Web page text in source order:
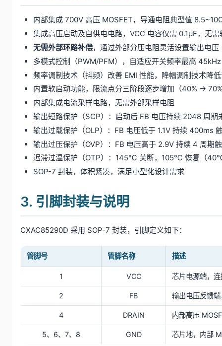
内部集成 700V 高压 MOSFET，导通电阻典型值
集成高压启动及自供电电路，VCC 电容仅需 0.1μF，无
无需外部环路补偿，通过外部分压电阻灵活设置输出电压
多模式控制（PWM/PFM），自适应开关频率最高
频率调制技术（抖频）改善 EMI 性能，降幅调制技术降
内置软启动功能，限流点分三阶段逐步增加（40% →
内部集成电流采样电路，无需外部采样电阻
输出短路保护（SCP）：启动后 FB 电压持续 2048 周期
输出过载保护（OLP）：FB 电压低于 1.1V 持续 400ms
输出过压保护（OVP）：FB 电压高于 2.9V 持续 4 周期
迟滞过温保护（OTP）：145℃ 关断，105℃ 恢复（
SOP-7 封装，体积紧凑，满足小型化设计需求
3. 引脚封装与说明
CXAC85290D 采用 SOP-7 封装，引脚定义如下：
管脚号 管脚名称 描述
1 VCC 芯片电源端，
2 FB 输出电压反馈
4 DRAIN 内部高压
5、6、7、8 GND 芯片地，内部